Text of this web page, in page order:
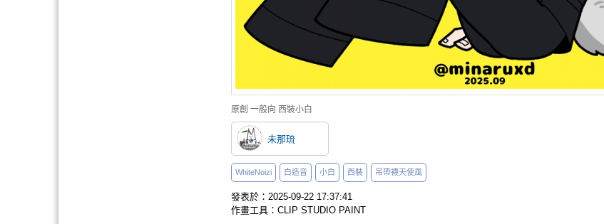
原創 一般向 西裝小白
未那琉
WhiteNoizi 白造音 小白 西裝 吊帶襪天使風
發表於：2025-09-22 17:37:41
作畫工具：CLIP STUDIO PAINT